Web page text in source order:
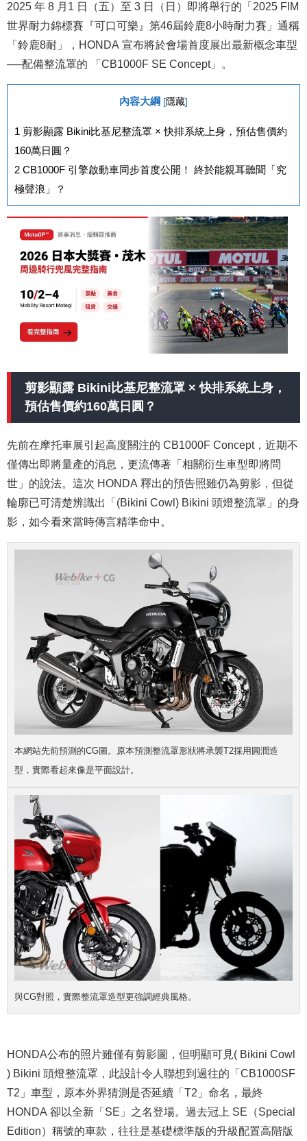
2025 年 8 月1 日（五）至 3 日（日）即將舉行的「2025 FIM
世界耐力錦標賽『可口可樂』第46屆鈴鹿8小時耐力賽」通稱
「鈴鹿8耐」，HONDA 宣布將於會場首度展出最新概念車型
──配備整流罩的 「CB1000F SE Concept」。
內容大綱 [隱藏]
1 剪影顯露 Bikini比基尼整流罩 × 快排系統上身，預估售價約
160萬日圓？
2 CB1000F 引擎啟動車同步首度公開！ 終於能親耳聽聞「究
極聲浪」？
剪影顯露 Bikini 比基尼整流罩 × 快排系統上身，
預估售價約160萬日圓？
先前在摩托車展引起高度關注的 CB1000F Concept，近期不
僅傳出即將量產的消息，更流傳著「相關衍生車型即將問
世」的說法。這次 HONDA 釋出的預告照雖仍為剪影，但從
輪廓已可清楚辨識出「(Bikini Cowl) Bikini 頭燈整流罩」的身
影，如今看來當時傳言精準命中。
本網站先前預測的CG圖。原本預測整流罩形狀將承襲T2採用圓潤造
型，實際看起來像是平面設計。
與CG對照，實際整流罩造型更強調經典風格。
HONDA公布的照片雖僅有剪影圖，但明顯可見( Bikini Cowl
) Bikini 頭燈整流罩，此設計令人聯想到過往的「CB1000SF
T2」車型，原本外界猜測是否延續「T2」命名，最終
HONDA 卻以全新「SE」之名登場。過去冠上 SE（Special
Edition）稱號的車款，往往是基礎標準版的升級配置高階版